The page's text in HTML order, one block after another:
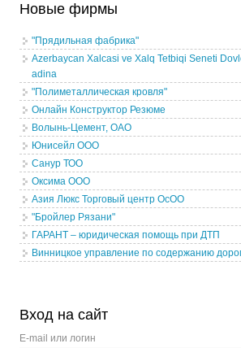
Новые фирмы
"Прядильная фабрика"
Azerbaycan Xalcasi ve Xalq Tetbiqi Seneti
adina
"Полиметаллическая кровля"
Онлайн Конструктор Резюме
Волынь-Цемент, ОАО
Юнисейл ООО
Санур ТОО
Оксима ООО
Азия Люкс Торговый центр ОсОО
"Бройлер Рязани"
ГАРАНТ – юридическая помощь при ДТП
Винницкое управление по содержанию
Вход на сайт
E-mail или логин